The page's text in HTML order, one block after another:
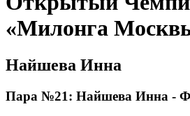
«Милонга
Найшева Инна
Пара №21: Найшева Инна -